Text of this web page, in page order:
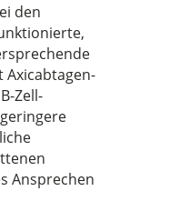
den
Axicabtagen-
Zell-
Ansprechen